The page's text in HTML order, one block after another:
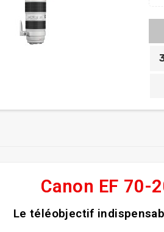
Canon EF 70-
Le téléobjectif